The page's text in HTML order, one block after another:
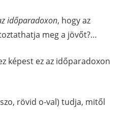
időparadoxon, hogy az
meg a jövőt?…
képest ez az időparadoxon
rövid o-val) tudja, mitől